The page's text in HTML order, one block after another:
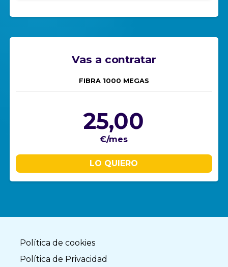
Vas a contratar
FIBRA 1000 MEGAS
25,00
€/mes
LO QUIERO
Política de cookies
Política de Privacidad